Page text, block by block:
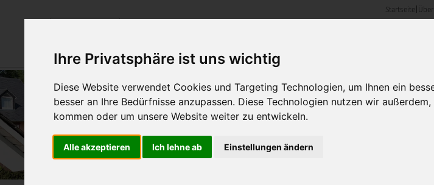
Ihre Privatsphäre ist uns wichtig
Diese Website verwendet Cookies und Targeting Technologien, um Ihnen ein
besser an Ihre Bedürfnisse anzupassen. Diese Technologien nutzen wir
kommen oder um unsere Website weiter zu entwickeln.
Alle akzeptieren Ich lehne ab Einstellungen ändern
Startseite
Über uns Einrichtungen & Angebote
Einrichtungen & Angebote